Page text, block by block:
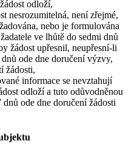
odloží,
nesrozumitelná, není zřejmé,
nebo je formulována
ve lhůtě do sedmi dnů
žádost upřesnil, neupřesní-li
ode dne doručení výzvy,
žádosti,
informace se nevztahují
odloží a tuto odůvodněnou
dnů ode dne doručení žádosti